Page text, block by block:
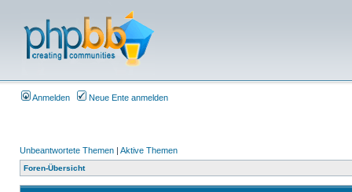
Anmelden Neue Ente anmelden
Unbeantwortete Themen | Aktive Themen
Foren-Übersicht